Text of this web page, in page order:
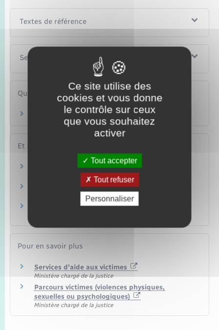
Textes de référence
Services en ligne et formulaires
Questions ? Réponses !
Que faire en cas de harcèlement ?
Et aussi
Viol commis sur une personne majeure
Infractions sexuelles sur mineur
Violence conjugale
Pour en savoir plus
Services d’aide aux victimes
Ministère chargé de la justice
Parcours victimes (violences physiques,
sexuelles ou psychologiques)
Ministère chargé de la justice
Ce site utilise des
cookies et vous donne
le contrôle sur ceux
que vous souhaitez
activer
Tout accepter
Tout refuser
Personnaliser